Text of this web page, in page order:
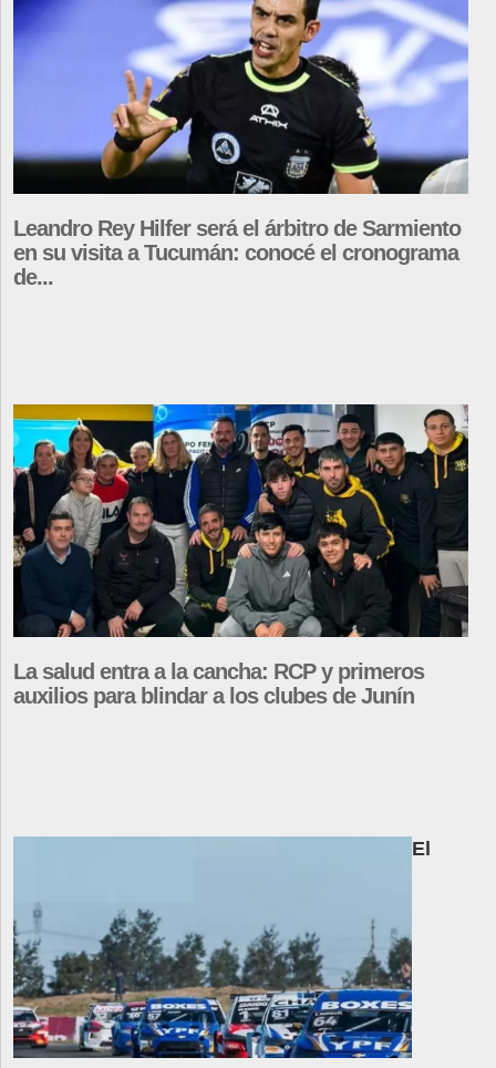
Leandro Rey Hilfer será el árbitro de Sarmiento
en su visita a Tucumán: conocé el cronograma
de...
La salud entra a la cancha: RCP y primeros
auxilios para blindar a los clubes de Junín
El